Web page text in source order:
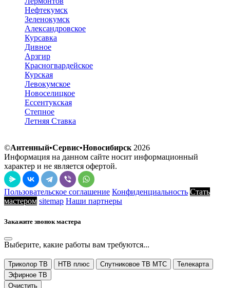
Нефтекумск
Зеленокумск
Александровское
Курсавка
Дивное
Арзгир
Красногвардейское
Курская
Левокумское
Новоселицкое
Ессентукская
Степное
Летняя Ставка
©Антенный•Сервис•Новосибирск2026
Информация на данном сайте носит информационный
характер и не является офертой.
Пользовательское соглашение Конфиденциальность Стать
мастером sitemap Наши партнеры
Закажите звонок мастера
Выберите, какие работы вам требуются...
Триколор ТВ НТВ плюс Спутниковое ТВ МТС
Телекарта
Эфирное ТВ
Очистить